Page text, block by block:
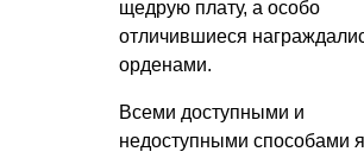
щедрую плату, а особо
отличившиеся
орденами.
Всеми доступными и
недоступными способами